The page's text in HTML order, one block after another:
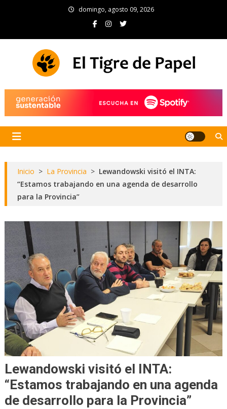
domingo, agosto 09, 2026
Inicio > La Provincia > Lewandowski visitó el INTA:
“Estamos trabajando en una agenda de desarrollo
para la Provincia”
Lewandowski visitó el INTA:
“Estamos trabajando en una agenda
de desarrollo para la Provincia”